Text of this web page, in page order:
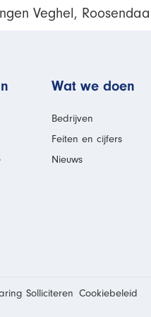
Veghel,
Wat we doen
Bedrijven
Feiten en cijfers
Nieuws
Solliciteren Cookiebeleid